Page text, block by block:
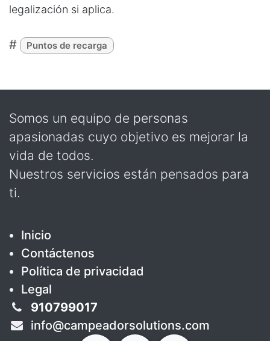
legalización si aplica.
# Puntos de recarga
Somos un equipo de personas
apasionadas cuyo objetivo es mejorar la
vida de todos.
Nuestros servicios están pensados para
ti.
Inicio
Contáctenos
Política de privacidad
Legal
910799017
info@campeadorsolutions.com